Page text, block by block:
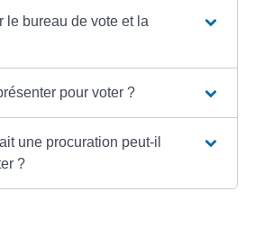
le bureau de vote et la
pour voter ?
une procuration peut-il
?